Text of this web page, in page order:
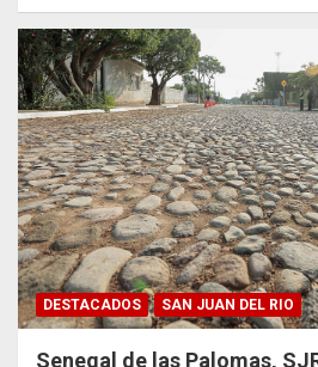
DESTACADOS SAN JUAN DEL RIO
Senegal de las Palomas,